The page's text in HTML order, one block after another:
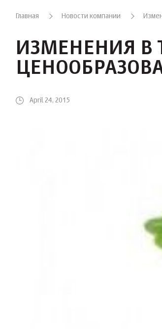
Главная Новости компании
ИЗМЕНЕНИЯ В
April 24, 2015